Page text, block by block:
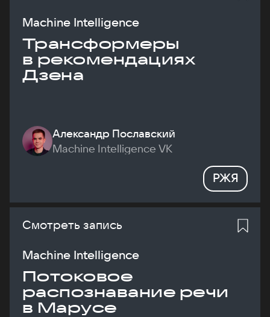
Machine Intelligence
Трансформеры
в рекомендациях
Дзена
Александр Пославский
Machine Intelligence VK
РЖЯ
Смотреть запись
Machine Intelligence
Потоковое
распознавание речи
в Марусе